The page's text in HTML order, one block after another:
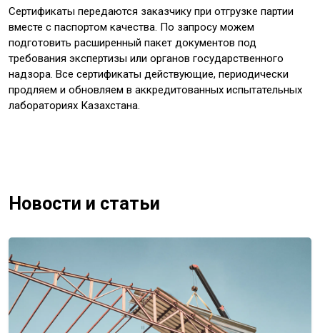
Сертификаты передаются заказчику при отгрузке партии
вместе с паспортом качества. По запросу можем
подготовить расширенный пакет документов под
требования экспертизы или органов государственного
надзора. Все сертификаты действующие, периодически
продляем и обновляем в аккредитованных испытательных
лабораториях Казахстана.
Новости и статьи